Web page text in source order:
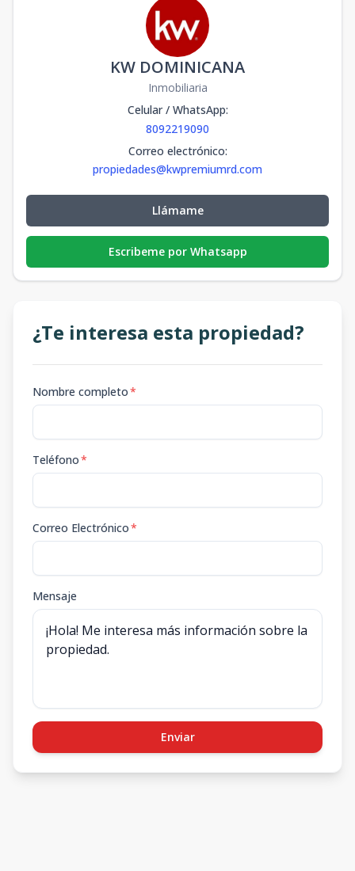
KW DOMINICANA
Inmobiliaria
Celular / WhatsApp:
8092219090
Correo electrónico:
propiedades@kwpremiumrd.com
Llámame
Escribeme por Whatsapp
¿Te interesa esta propiedad?
Nombre completo*
Teléfono*
Correo Electrónico*
Mensaje
Enviar